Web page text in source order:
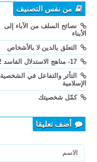
من نفس التصنيف
نصائح السلف من الآباء إلى
الأبناء
التعلق بالدين لا بالأشخاص
التأثر والتفاعل في الشخصية
الإسلامية
كمّل شخصيتك
أضف تعليقا